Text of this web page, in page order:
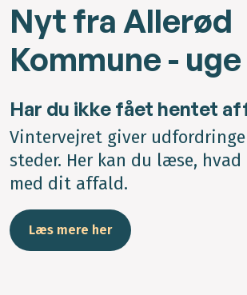
Nyt fra Allerød
Kommune - uge
Har du ikke fået hentet
Vintervejret giver
steder. Her kan du læse, hvad
med dit affald.
Læs mere her